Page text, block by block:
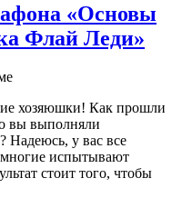
«Основы
Флай Леди»
хозяюшки! Как прошли
вы выполняли
Надеюсь, у вас все
испытывают
стоит того, чтобы